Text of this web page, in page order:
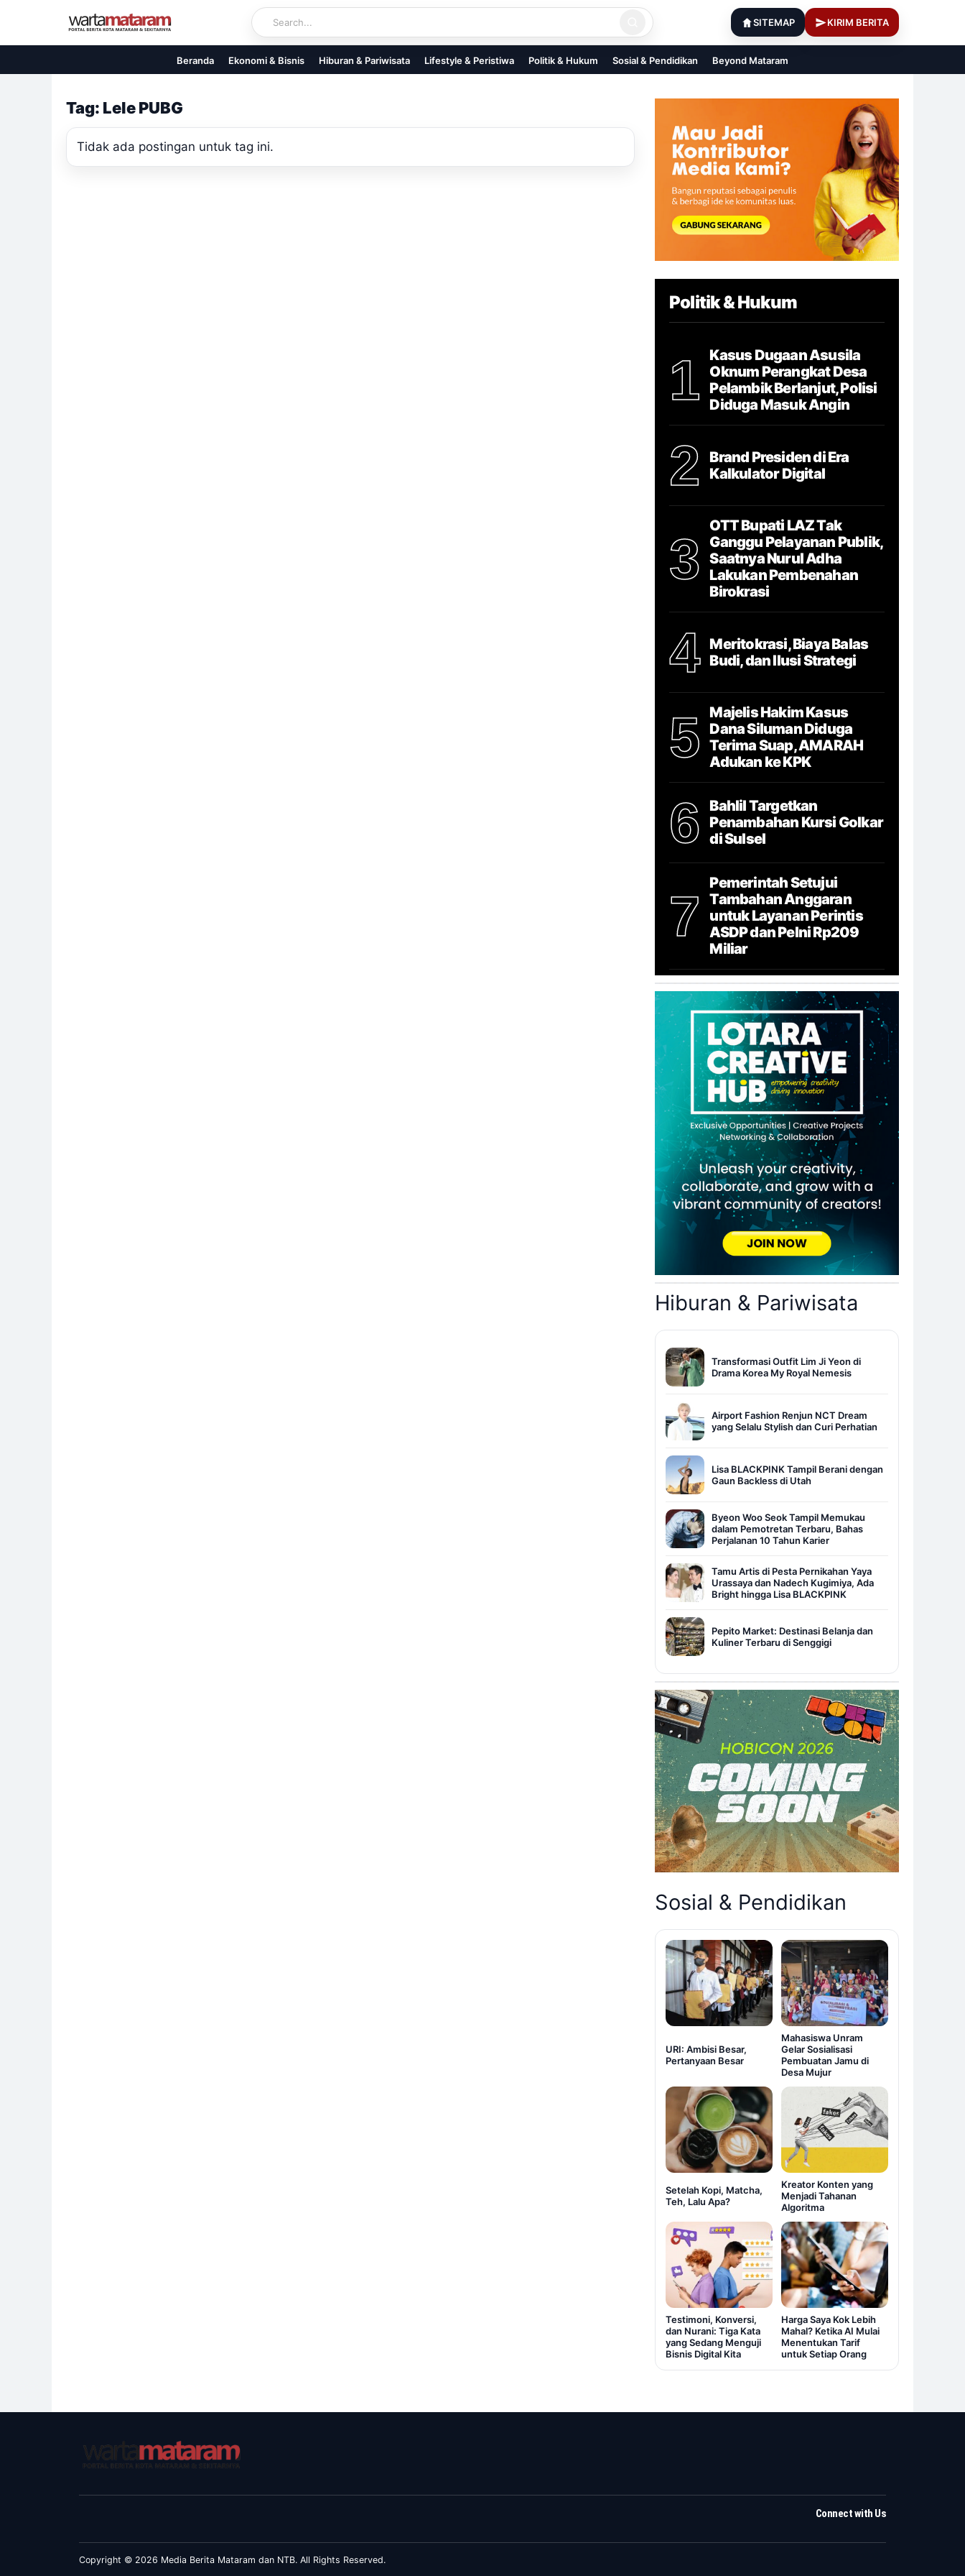
content
SITEMAP KIRIM BERITA
Beranda Ekonomi & Bisnis Hiburan & Pariwisata Lifestyle & Peristiwa Politik & Hukum Sosial & Pendidikan Beyond Mataram
Tag: Lele PUBG
Tidak ada postingan untuk tag ini.
Politik & Hukum
1
Kasus Dugaan Asusila
Oknum Perangkat Desa
Pelambik Berlanjut, Polisi
Diduga Masuk Angin
2
Brand Presiden di Era
Kalkulator Digital
3
OTT Bupati LAZ Tak
Ganggu Pelayanan Publik,
Saatnya Nurul Adha
Lakukan Pembenahan
Birokrasi
4
Meritokrasi, Biaya Balas
Budi, dan Ilusi Strategi
5
Majelis Hakim Kasus
Dana Siluman Diduga
Terima Suap, AMARAH
Adukan ke KPK
6
Bahlil Targetkan
Penambahan Kursi Golkar
di Sulsel
7
Pemerintah Setujui
Tambahan Anggaran
untuk Layanan Perintis
ASDP dan Pelni Rp209
Miliar
Hiburan & Pariwisata
Transformasi Outfit Lim Ji Yeon di
Drama Korea My Royal Nemesis
Airport Fashion Renjun NCT Dream
yang Selalu Stylish dan Curi Perhatian
Lisa BLACKPINK Tampil Berani dengan
Gaun Backless di Utah
Byeon Woo Seok Tampil Memukau
dalam Pemotretan Terbaru, Bahas
Perjalanan 10 Tahun Karier
Tamu Artis di Pesta Pernikahan Yaya
Urassaya dan Nadech Kugimiya, Ada
Bright hingga Lisa BLACKPINK
Pepito Market: Destinasi Belanja dan
Kuliner Terbaru di Senggigi
Sosial & Pendidikan
URI: Ambisi Besar,
Pertanyaan Besar
Mahasiswa Unram
Gelar Sosialisasi
Pembuatan Jamu di
Desa Mujur
Setelah Kopi, Matcha,
Teh, Lalu Apa?
Kreator Konten yang
Menjadi Tahanan
Algoritma
Testimoni, Konversi,
dan Nurani: Tiga Kata
yang Sedang Menguji
Bisnis Digital Kita
Harga Saya Kok Lebih
Mahal? Ketika AI Mulai
Menentukan Tarif
untuk Setiap Orang
Connect with Us
Copyright © 2026 Media Berita Mataram dan NTB. All Rights Reserved.